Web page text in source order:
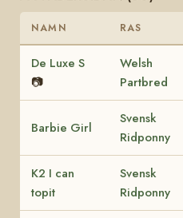
NAMN RAS
De Luxe S
📷
Welsh
Partbred
Barbie Girl
Svensk
Ridponny
K2 I can
topit
Svensk
Ridponny